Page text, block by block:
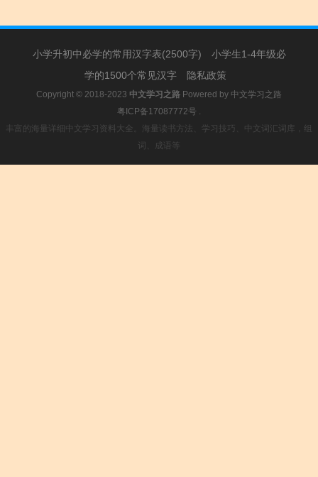
小学升初中必学的常用汉字表(2500字)
小学生1-4年级必
学的1500个常见汉字
隐私政策
Copyright © 2018-2023 中文学习之路 Powered by 中文学习之路
粤ICP备17087772号 .
丰富的海量详细中文学习资料大全。海量读书方法、学习技巧、中文词汇词库，组
词、成语等